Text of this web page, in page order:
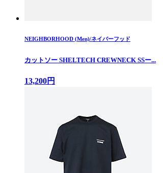
NEIGHBORHOOD (Men)/ネイバーフッド
カットソー SHELTECH CREWNECK SSー...
13,200円